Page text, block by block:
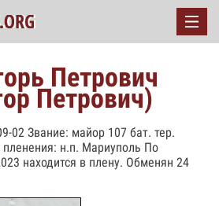
Петрович
Петрович)
02 Звание: майор 107 бат. тер.
н.п. Мариуполь По
находится в плену. Обменян 24